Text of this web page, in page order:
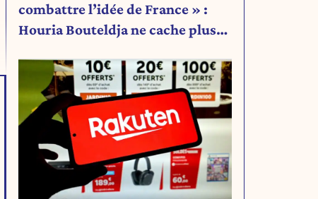
combattre l’idée de France » :
Houria Bouteldja ne cache plus